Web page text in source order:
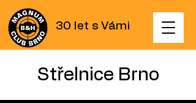
30 let s Vámi
Střelnice Brno